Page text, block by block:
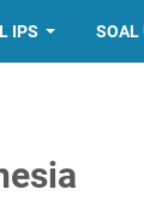
IPS SOAL